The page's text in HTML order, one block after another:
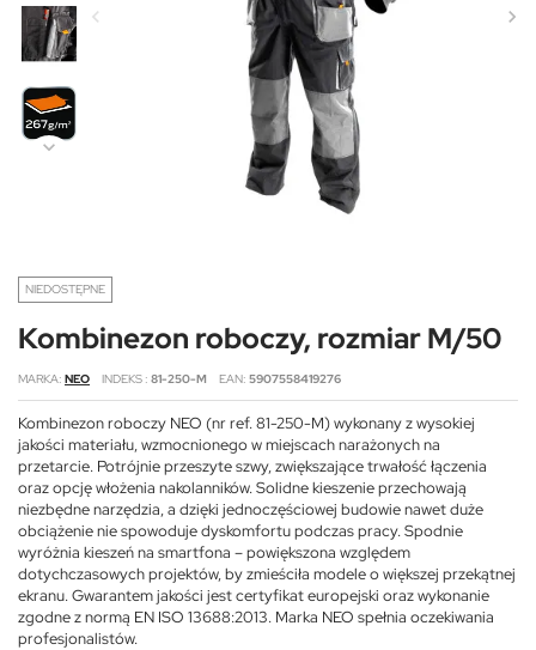
NIEDOSTĘPNE
Kombinezon roboczy, rozmiar M/50
MARKA NEO INDEKS 81-250-M EAN 5907558419276
Kombinezon roboczy NEO (nr ref. 81-250-M) wykonany z wysokiej
jakości materiału, wzmocnionego w miejscach narażonych na
przetarcie. Potrójnie przeszyte szwy, zwiększające trwałość łączenia
oraz opcję włożenia nakolanników. Solidne kieszenie przechowają
niezbędne narzędzia, a dzięki jednoczęściowej budowie nawet duże
obciążenie nie spowoduje dyskomfortu podczas pracy. Spodnie
wyróżnia kieszeń na smartfona – powiększona względem
dotychczasowych projektów, by zmieściła modele o większej przekątnej
ekranu. Gwarantem jakości jest certyfikat europejski oraz wykonanie
zgodne z normą EN ISO 13688:2013. Marka NEO spełnia oczekiwania
profesjonalistów.